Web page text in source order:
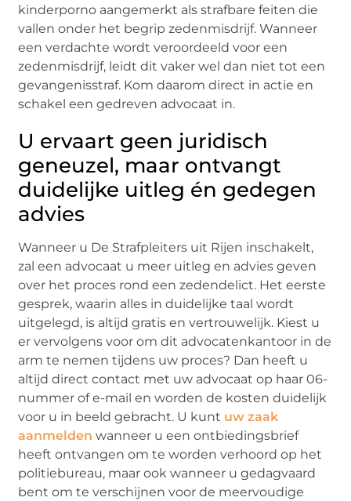
kinderporno aangemerkt als strafbare feiten die
vallen onder het begrip zedenmisdrijf. Wanneer
een verdachte wordt veroordeeld voor een
zedenmisdrijf, leidt dit vaker wel dan niet tot een
gevangenisstraf. Kom daarom direct in actie en
schakel een gedreven advocaat in.
U ervaart geen juridisch
geneuzel, maar ontvangt
duidelijke uitleg én gedegen
advies
Wanneer u De Strafpleiters uit Rijen inschakelt,
zal een advocaat u meer uitleg en advies geven
over het proces rond een zedendelict. Het eerste
gesprek, waarin alles in duidelijke taal wordt
uitgelegd, is altijd gratis en vertrouwelijk. Kiest u
er vervolgens voor om dit advocatenkantoor in de
arm te nemen tijdens uw proces? Dan heeft u
altijd direct contact met uw advocaat op haar 06-
nummer of e-mail en worden de kosten duidelijk
voor u in beeld gebracht. U kunt uw zaak
aanmelden wanneer u een ontbiedingsbrief
heeft ontvangen om te worden verhoord op het
politiebureau, maar ook wanneer u gedagvaard
bent om te verschijnen voor de meervoudige